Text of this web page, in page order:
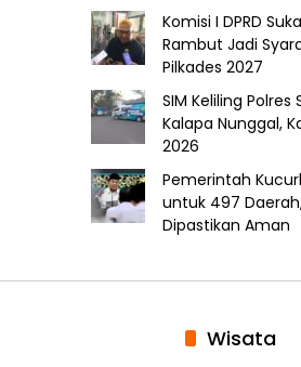
Komisi I DPRD
Rambut Jadi
Pilkades 2027
SIM Keliling
Kalapa Nunggal,
2026
Pemerintah
untuk 497 Daerah,
Dipastikan Aman
Wisata